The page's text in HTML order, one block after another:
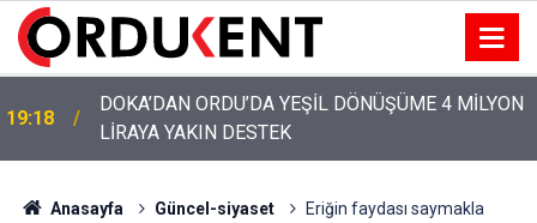
12:46
YENİ PARTİ’NİN ORDU’DAKİ 69 KİŞİLİK KURUCU
KADROSU AÇIKLANDI
Anasayfa Güncel-siyaset
Eriğin faydası saymakla